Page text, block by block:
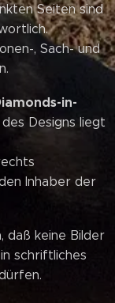
Seiten sind
, Sach- und
in-
Designs liegt
Inhaber der
daß keine Bilder
schriftliches